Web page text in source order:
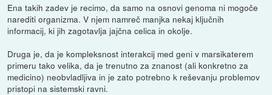
Ena takih zadev je recimo, da samo na osnovi genoma ni mogoče
narediti organizma. V njem namreč manjka nekaj ključnih
informacij, ki jih zagotavlja jajčna celica in okolje.
Druga je, da je kompleksnost interakcij med geni v marsikaterem
primeru tako velika, da je trenutno za znanost (ali konkretno za
medicino) neobvladljiva in je zato potrebno k reševanju problemov
pristopi na sistemski ravni.